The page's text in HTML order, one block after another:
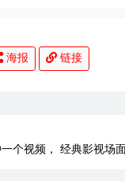
海报 链接
个视频， 经典影视场